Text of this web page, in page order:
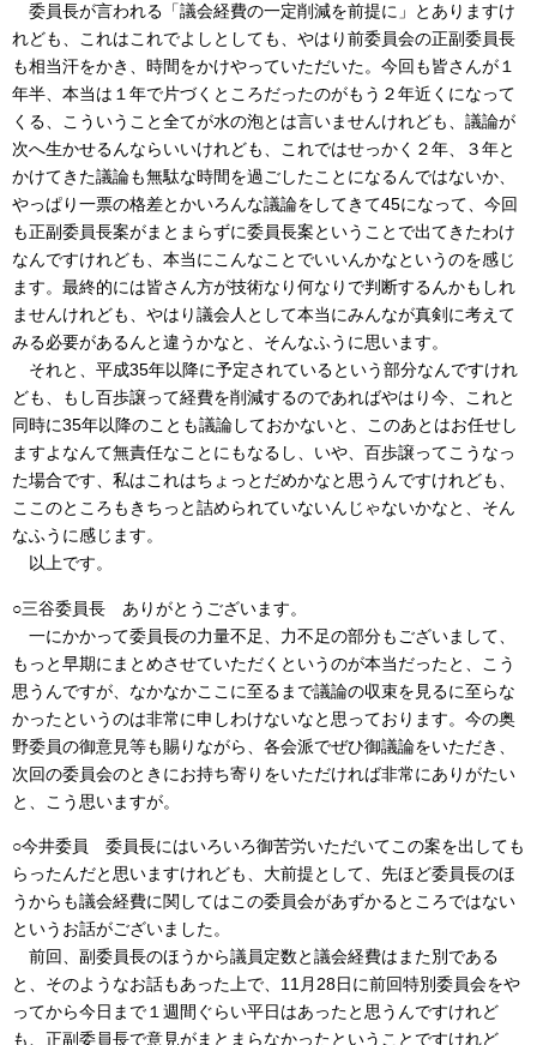
委員長が言われる「議会経費の一定削減を前提に」とありますけ
れども、これはこれでよしとしても、やはり前委員会の正副委員長
も相当汗をかき、時間をかけやっていただいた。今回も皆さんが１
年半、本当は１年で片づくところだったのがもう２年近くになって
くる、こういうこと全てが水の泡とは言いませんけれども、議論が
次へ生かせるんならいいけれども、これではせっかく２年、３年と
かけてきた議論も無駄な時間を過ごしたことになるんではないか、
やっぱり一票の格差とかいろんな議論をしてきて45になって、今回
も正副委員長案がまとまらずに委員長案ということで出てきたわけ
なんですけれども、本当にこんなことでいいんかなというのを感じ
ます。最終的には皆さん方が技術なり何なりで判断するんかもしれ
ませんけれども、やはり議会人として本当にみんなが真剣に考えて
みる必要があるんと違うかなと、そんなふうに思います。
それと、平成35年以降に予定されているという部分なんですけれ
ども、もし百歩譲って経費を削減するのであればやはり今、これと
同時に35年以降のことも議論しておかないと、このあとはお任せし
ますよなんて無責任なことにもなるし、いや、百歩譲ってこうなっ
た場合です、私はこれはちょっとだめかなと思うんですけれども、
ここのところもきちっと詰められていないんじゃないかなと、そん
なふうに感じます。
以上です。
○三谷委員長 ありがとうございます。
一にかかって委員長の力量不足、力不足の部分もございまして、
もっと早期にまとめさせていただくというのが本当だったと、こう
思うんですが、なかなかここに至るまで議論の収束を見るに至らな
かったというのは非常に申しわけないなと思っております。今の奥
野委員の御意見等も賜りながら、各会派でぜひ御議論をいただき、
次回の委員会のときにお持ち寄りをいただければ非常にありがたい
と、こう思いますが。
○今井委員 委員長にはいろいろ御苦労いただいてこの案を出しても
らったんだと思いますけれども、大前提として、先ほど委員長のほ
うからも議会経費に関してはこの委員会があずかるところではない
というお話がございました。
前回、副委員長のほうから議員定数と議会経費はまた別である
と、そのようなお話もあった上で、11月28日に前回特別委員会をや
ってから今日まで１週間ぐらい平日はあったと思うんですけれど
も、正副委員長で意見がまとまらなかったということですけれど